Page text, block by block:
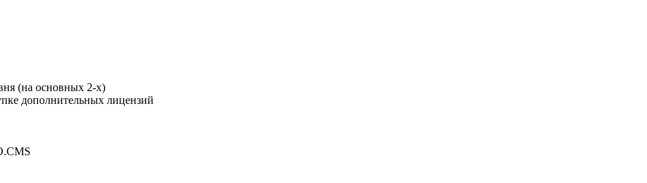
(на основных 2-х)
дополнительных лицензий